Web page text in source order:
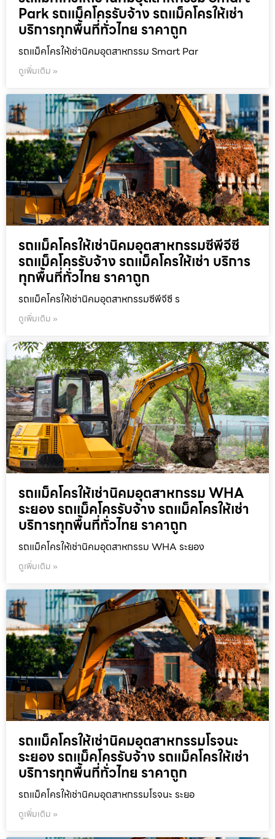
Park รถแม็คโครรับจ้าง รถแม็คโครให้เช่า
บริการทุกพื้นที่ทั่วไทย ราคาถูก
รถแม็คโครให้เช่านิคมอุตสาหกรรม Smart Par
ดูเพิ่มเติม »
รถแม็คโครให้เช่านิคมอุตสาหกรรมซีพีจีซี
รถแม็คโครรับจ้าง รถแม็คโครให้เช่า บริการ
ทุกพื้นที่ทั่วไทย ราคาถูก
รถแม็คโครให้เช่านิคมอุตสาหกรรมซีพีจีซี ร
ดูเพิ่มเติม »
รถแม็คโครให้เช่านิคมอุตสาหกรรม WHA
ระยอง รถแม็คโครรับจ้าง รถแม็คโครให้เช่า
บริการทุกพื้นที่ทั่วไทย ราคาถูก
รถแม็คโครให้เช่านิคมอุตสาหกรรม WHA ระยอง
ดูเพิ่มเติม »
รถแม็คโครให้เช่านิคมอุตสาหกรรมโรจนะ
ระยอง รถแม็คโครรับจ้าง รถแม็คโครให้เช่า
บริการทุกพื้นที่ทั่วไทย ราคาถูก
รถแม็คโครให้เช่านิคมอุตสาหกรรมโรจนะ ระยอ
ดูเพิ่มเติม »